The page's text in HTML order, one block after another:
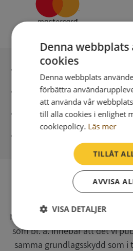
Säker betalning med stripe
Direkt digital leverans
Syna har för webbplatsen
Myndigheten för press, radio
som bl. a. innebär att det vi
samma grundlagsskydd som i
Denna webbplats
cookies
Denna webbplats
förbättra
att använda vår
till alla cookies i enlighet
cookiepolicy. Läs mer
TILLÅT
AVVISA
VISA DETALJER
Strikt
nödvändigt